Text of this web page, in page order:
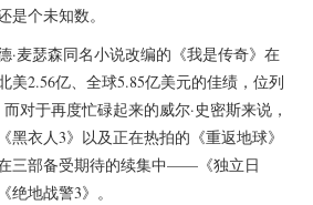
是个未知数。
·麦瑟森同名小说改编的《我是传奇》在
美2.56亿、全球5.85亿美元的佳绩，位列
对于再度忙碌起来的威尔·史密斯来说，
黑衣人3》以及正在热拍的《重返地球》
三部备受期待的续集中——《独立日
绝地战警3》。